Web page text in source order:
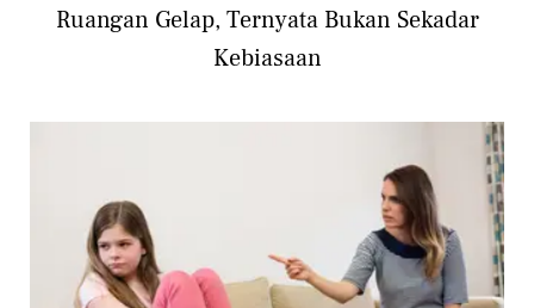
Ruangan Gelap, Ternyata Bukan Sekadar
Kebiasaan